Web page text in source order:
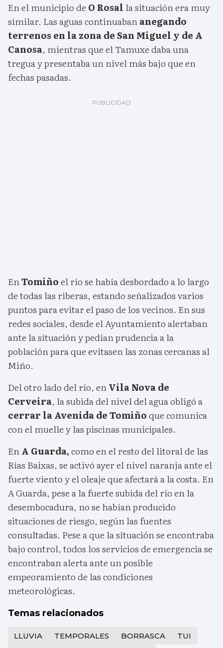
En el municipio de O Rosal la situación era muy
similar. Las aguas continuabananegando
terrenos en la zona de San Miguel y de A
Canosa, mientras que el Tamuxe daba una
tregua y presentaba un nivel más bajo que en
fechas pasadas.
EnTomiñoel río se había desbordado a lo largo
de todas las riberas, estando señalizados varios
puntos para evitar el paso de los vecinos. En sus
redes sociales, desde el Ayuntamiento alertaban
ante la situación y pedían prudencia a la
población para que evitasen las zonas cercanas al
Miño.
Del otro lado del río, enVila Nova de
Cerveira, la subida del nivel del agua obligó a
cerrar la Avenida de Tomiñoque comunica
con el muelle y las piscinas municipales.
EnA Guarda,como en el resto del litoral de las
Rías Baixas, se activó ayer el nivel naranja ante el
fuerte viento y el oleaje que afectará a la costa. En
A Guarda, pese a la fuerte subida del río en la
desembocadura, no se habían producido
situaciones de riesgo, según las fuentes
consultadas. Pese a que la situación se encontraba
bajo control, todos los servicios de emergencia se
encontraban alerta ante un posible
empeoramiento de las condiciones
meteorológicas.
Temas relacionados
LLUVIA TEMPORALES BORRASCA
TUI